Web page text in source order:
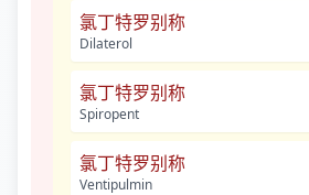
氯丁特罗别称
Dilaterol
氯丁特罗别称
Spiropent
氯丁特罗别称
Ventipulmin